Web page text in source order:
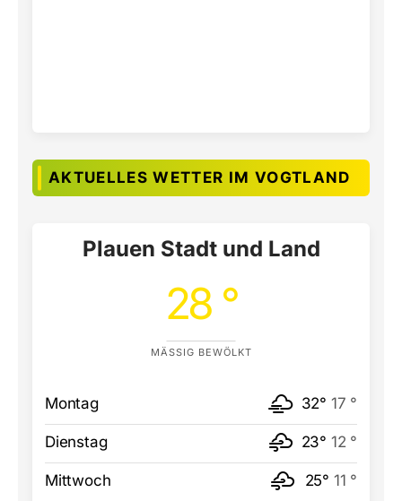
AKTUELLES WETTER IM VOGTLAND
Plauen Stadt und Land
28 °
MÄSSIG BEWÖLKT
Montag 32° 17 °
Dienstag 23° 12 °
Mittwoch 25° 11 °